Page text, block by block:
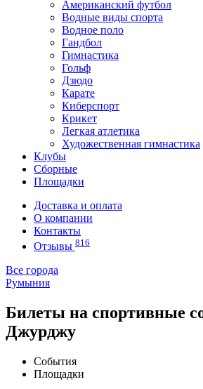
Американский футбол
Водные виды спорта
Водное поло
Гандбол
Гимнастика
Гольф
Дзюдо
Карате
Киберспорт
Крикет
Легкая атлетика
Художественная гимнастика
Клубы
Сборные
Площадки
Доставка и оплата
О компании
Контакты
Отзывы 816
Все города
Румыния
Билеты на спортивные
Джурджу
События
Площадки